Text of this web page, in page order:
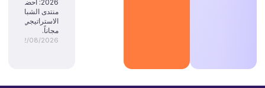
2026: احضر
منتدى الشباب
الاستراتيجي
مجاناً.
02/08/2026